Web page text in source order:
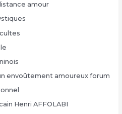
amour
envoûtement amoureux forum
Henri AFFOLABI